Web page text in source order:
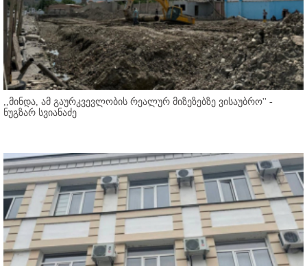
,,მინდა, ამ გაურკვევლობის რეალურ მიზეზებზე ვისაუბრო'' -
ნუგზარ სვიანაძე